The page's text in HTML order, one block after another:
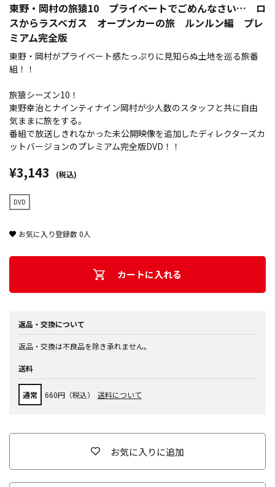
東野・岡村の旅猿10 プライベートでごめんなさい… ロ
スからラスベガス オープンカーの旅 ルンルン編 プレ
ミアム完全版
東野・岡村がプライベート感たっぷりに見知らぬ土地を巡る旅番
組！！
旅猿シーズン10！
東野幸治とナインティナイン岡村が少人数のスタッフと共に自由
気ままに旅をする。
番組で放送しきれなかった未公開映像を追加したディレクターズカ
ットバージョンのプレミアム完全版DVD！！
¥3,143 (税込)
DVD
お気に入り登録数0人
カートに入れる
返品・交換について
返品・交換は不良品を除き承れません。
送料
通常 660円（税込） 送料について
お気に入りに追加